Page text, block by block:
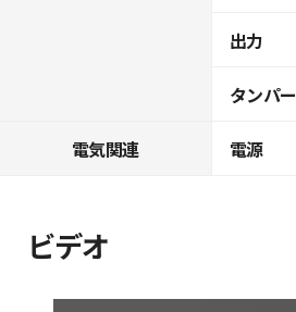
出力
タンパー
電気関連 電源
ビデオ